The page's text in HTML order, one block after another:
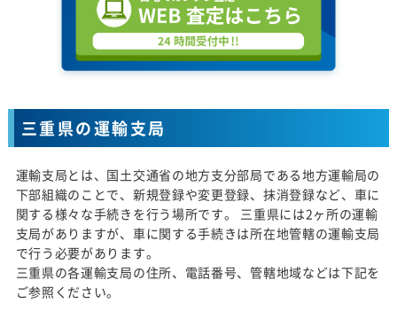
三重県の運輸支局
運輸支局とは、国土交通省の地方支分部局である地方運輸局の
下部組織のことで、新規登録や変更登録、抹消登録など、車に
関する様々な手続きを行う場所です。 三重県には2ヶ所の運輸
支局がありますが、車に関する手続きは所在地管轄の運輸支局
で行う必要があります。
三重県の各運輸支局の住所、電話番号、管轄地域などは下記を
ご参照ください。